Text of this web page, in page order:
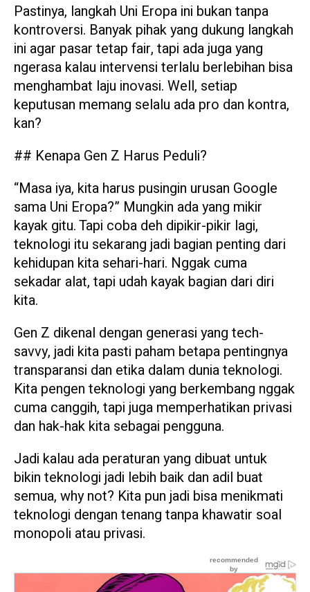
Pastinya, langkah Uni Eropa ini bukan tanpa
kontroversi. Banyak pihak yang dukung langkah
ini agar pasar tetap fair, tapi ada juga yang
ngerasa kalau intervensi terlalu berlebihan bisa
menghambat laju inovasi. Well, setiap
keputusan memang selalu ada pro dan kontra,
kan?
## Kenapa Gen Z Harus Peduli?
“Masa iya, kita harus pusingin urusan Google
sama Uni Eropa?” Mungkin ada yang mikir
kayak gitu. Tapi coba deh dipikir-pikir lagi,
teknologi itu sekarang jadi bagian penting dari
kehidupan kita sehari-hari. Nggak cuma
sekadar alat, tapi udah kayak bagian dari diri
kita.
Gen Z dikenal dengan generasi yang tech-
savvy, jadi kita pasti paham betapa pentingnya
transparansi dan etika dalam dunia teknologi.
Kita pengen teknologi yang berkembang nggak
cuma canggih, tapi juga memperhatikan privasi
dan hak-hak kita sebagai pengguna.
Jadi kalau ada peraturan yang dibuat untuk
bikin teknologi jadi lebih baik dan adil buat
semua, why not? Kita pun jadi bisa menikmati
teknologi dengan tenang tanpa khawatir soal
monopoli atau privasi.